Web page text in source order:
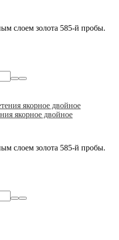
слоем золота 585-й пробы.
якорное двойное
слоем золота 585-й пробы.